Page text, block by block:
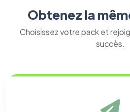
Obtenez la
Choisissez votre pack et
succès.